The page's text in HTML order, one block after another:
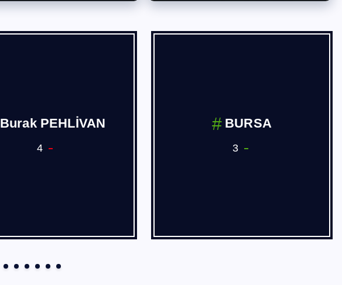
Burak PEHLİVAN
4
BURSA
3